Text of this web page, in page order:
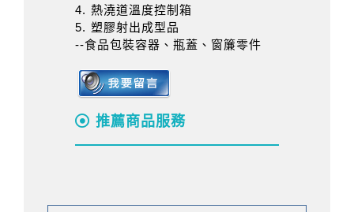
4. 熱澆道溫度控制箱
5. 塑膠射出成型品
--食品包裝容器、瓶蓋、窗簾零件
推薦商品服務